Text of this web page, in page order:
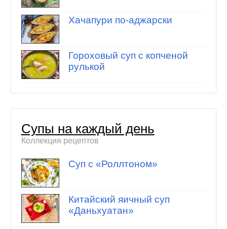
Хачапури по-аджарски
Гороховый суп с копченой
рулькой
Супы на каждый день
Коллекция рецептов
Суп с «Роллтоном»
Китайский яичный суп
«Даньхуатан»